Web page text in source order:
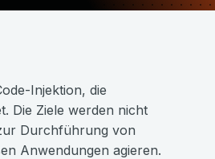
Injektion, die
Die Ziele werden nicht
Durchführung von
Anwendungen agieren.